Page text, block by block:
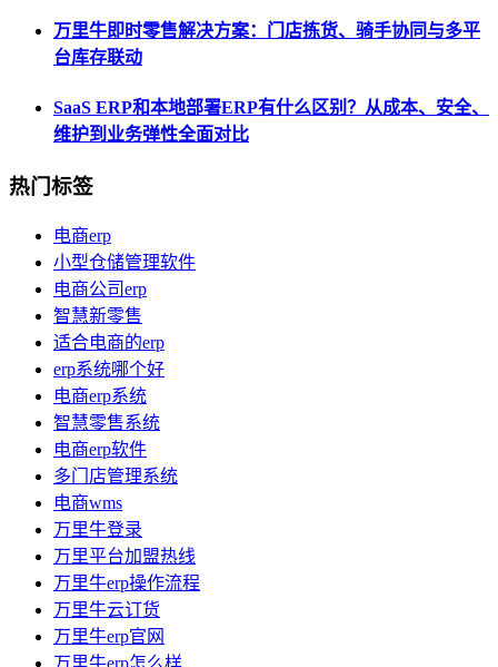
万里牛即时零售解决方案：门店拣货、骑手协同与多平
台库存联动
SaaS ERP和本地部署ERP有什么区别？从成本、安全、
维护到业务弹性全面对比
热门标签
电商erp
小型仓储管理软件
电商公司erp
智慧新零售
适合电商的erp
erp系统哪个好
电商erp系统
智慧零售系统
电商erp软件
多门店管理系统
电商wms
万里牛登录
万里平台加盟热线
万里牛erp操作流程
万里牛云订货
万里牛erp官网